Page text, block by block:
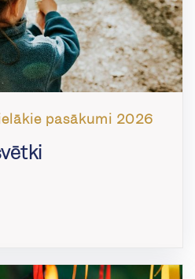
pasākumi 2026